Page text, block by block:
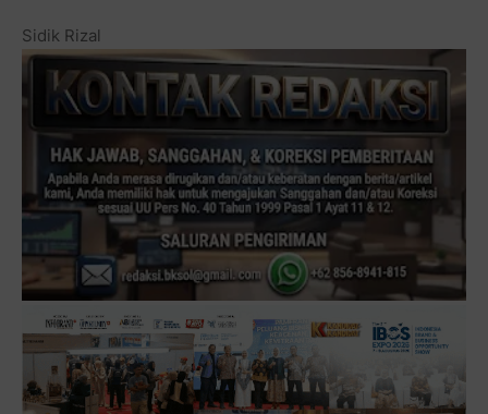
Sidik Rizal